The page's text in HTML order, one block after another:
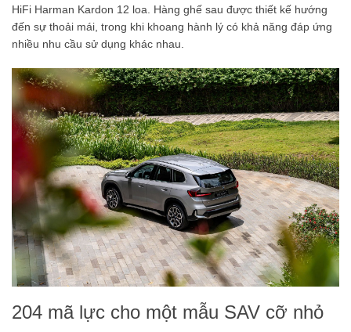
HiFi Harman Kardon 12 loa. Hàng ghế sau được thiết kế hướng
đến sự thoải mái, trong khi khoang hành lý có khả năng đáp ứng
nhiều nhu cầu sử dụng khác nhau.
204 mã lực cho một mẫu SAV cỡ nhỏ